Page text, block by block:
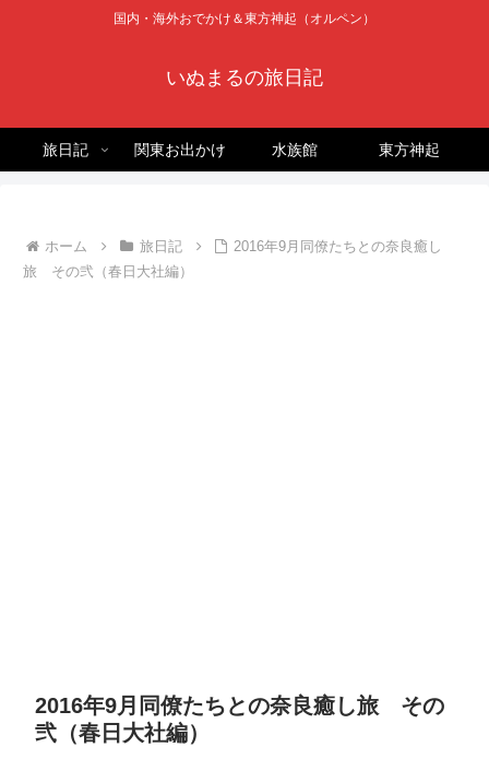
国内・海外おでかけ＆東方神起（オルペン）
いぬまるの旅日記
旅日記 関東お出かけ 水族館 東方神起
ホーム 旅日記
2016年9月同僚たちとの奈良癒し
旅 その弐（春日大社編）
2016年9月同僚たちとの奈良癒し旅 その
弐（春日大社編）